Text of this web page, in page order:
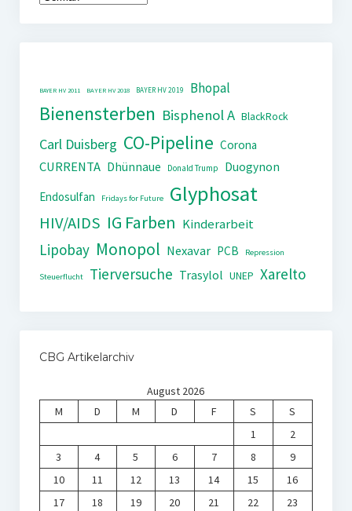
BAYER HV 2011 BAYER HV 2018 BAYER HV 2019 Bhopal
Bienensterben Bisphenol A BlackRock
Carl Duisberg CO-Pipeline Corona
CURRENTA Dhünnaue Donald Trump
Duogynon
Endosulfan
Fridays for Future Glyphosat
HIV/AIDS IG Farben Kinderarbeit
Lipobay Monopol Nexavar PCB Repression
Steuerflucht Tierversuche Trasylol UNEP Xarelto
CBG Artikelarchiv
August 2026
M
D M D F S
S
1
2
3
4 5 6 7 8
9
10
11 12 13 14 15
16
17
18 19 20 21 22
23